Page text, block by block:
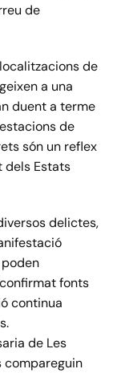
de
de
a una
duent a terme
de
són un reflex
dels Estats
delictes,
fonts
continua
de Les
compareguin